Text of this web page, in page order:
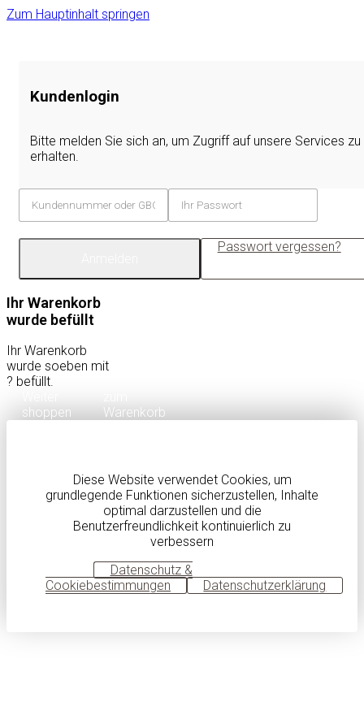
Zum Hauptinhalt springen
Kundenlogin
Bitte melden Sie sich an, um Zugriff auf unsere Services zu
erhalten.
Passwort vergessen?
Ihr Warenkorb
wurde befüllt
Ihr Warenkorb
wurde soeben mit
? befüllt.
shoppen
Warenkorb
Diese Website verwendet Cookies, um
grundlegende Funktionen sicherzustellen, Inhalte
optimal darzustellen und die
Benutzerfreundlichkeit kontinuierlich zu
verbessern
Datenschutz &
Cookiebestimmungen
Datenschutzerklärung